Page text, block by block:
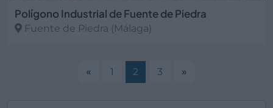
Polígono Industrial de Fuente de Piedra
Fuente de Piedra (Málaga)
« 1 2 3 »